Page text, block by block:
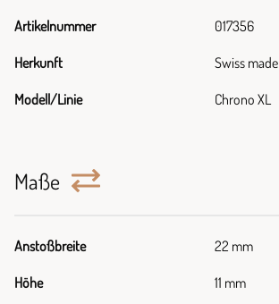
Artikelnummer 017356
Herkunft Swiss made
Modell/Linie Chrono XL
Maße
Anstoßbreite 22 mm
Höhe 11 mm